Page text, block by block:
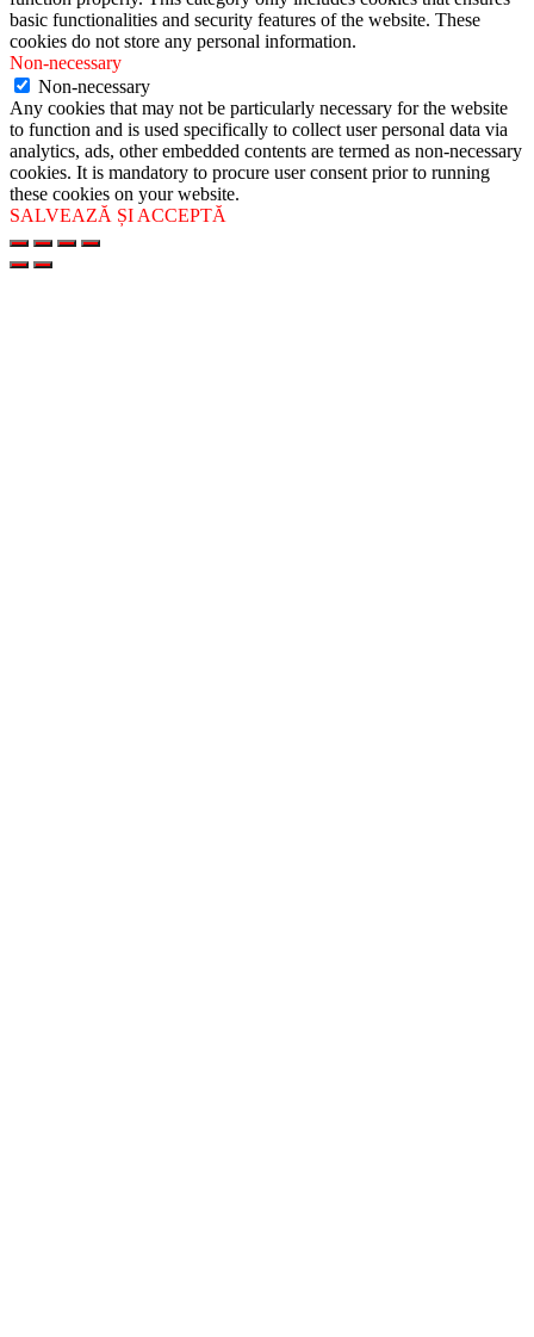
basic functionalities and security features of the website. These
cookies do not store any personal information.
Non-necessary
Non-necessary
Any cookies that may not be particularly necessary for the website
to function and is used specifically to collect user personal data via
analytics, ads, other embedded contents are termed as non-necessary
cookies. It is mandatory to procure user consent prior to running
these cookies on your website.
SALVEAZĂ ȘI ACCEPTĂ